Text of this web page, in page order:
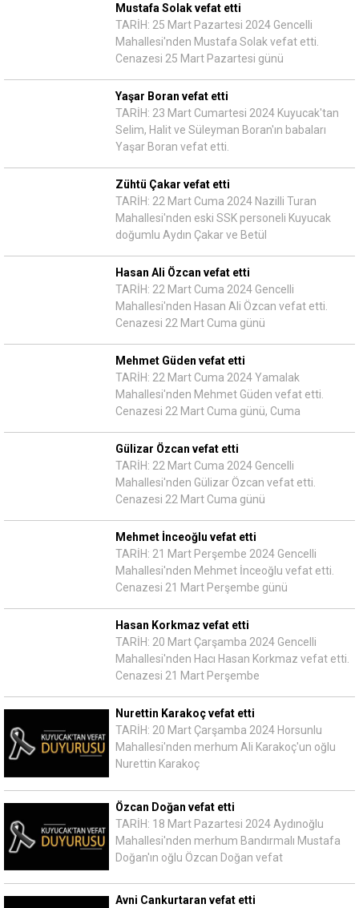
Mustafa Solak vefat etti
TARİH: 25 Mart Pazartesi 2024 Gencelli
Mahallesi'nden Mustafa Solak vefat etti.
Cenazesi 25 Mart Pazartesi günü
Yaşar Boran vefat etti
TARİH: 23 Mart Cumartesi 2024 Kuyucak'tan
Selim, Halit ve Süleyman Boran'ın babaları
Yaşar Boran vefat etti.
Zühtü Çakar vefat etti
TARİH: 22 Mart Cuma 2024 Nazilli Turan
Mahallesi'nden eski SSK personeli Kuyucak
doğumlu Aydın Çakar ve Betül
Hasan Ali Özcan vefat etti
TARİH: 22 Mart Cuma 2024 Gencelli
Mahallesi'nden Hasan Ali Özcan vefat etti.
Cenazesi 22 Mart Cuma günü
Mehmet Güden vefat etti
TARİH: 22 Mart Cuma 2024 Yamalak
Mahallesi'nden Mehmet Güden vefat etti.
Cenazesi 22 Mart Cuma günü, Cuma
Gülizar Özcan vefat etti
TARİH: 22 Mart Cuma 2024 Gencelli
Mahallesi'nden Gülizar Özcan vefat etti.
Cenazesi 22 Mart Cuma günü
Mehmet İnceoğlu vefat etti
TARİH: 21 Mart Perşembe 2024 Gencelli
Mahallesi'nden Mehmet İnceoğlu vefat etti.
Cenazesi 21 Mart Perşembe günü
Hasan Korkmaz vefat etti
TARİH: 20 Mart Çarşamba 2024 Gencelli
Mahallesi'nden Hacı Hasan Korkmaz vefat etti.
Cenazesi 21 Mart Perşembe
Nurettin Karakoç vefat etti
TARİH: 20 Mart Çarşamba 2024 Horsunlu
Mahallesi'nden merhum Ali Karakoç'un oğlu
Nurettin Karakoç
Özcan Doğan vefat etti
TARİH: 18 Mart Pazartesi 2024 Aydınoğlu
Mahallesi'nden merhum Bandırmalı Mustafa
Doğan'ın oğlu Özcan Doğan vefat
Avni Cankurtaran vefat etti